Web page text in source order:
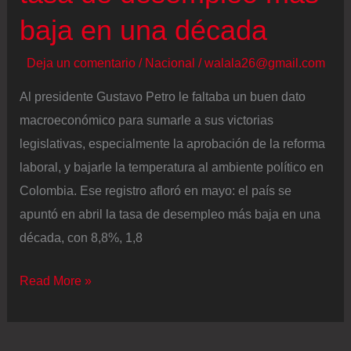
baja en una década
Deja un comentario / Nacional /walala26@gmail.com
Al presidente Gustavo Petro le faltaba un buen dato
macroeconómico para sumarle a sus victorias
legislativas, especialmente la aprobación de la reforma
laboral, y bajarle la temperatura al ambiente político en
Colombia. Ese registro afloró en mayo: el país se
apuntó en abril la tasa de desempleo más baja en una
década, con 8,8%, 1,8
Colombia
Read More »